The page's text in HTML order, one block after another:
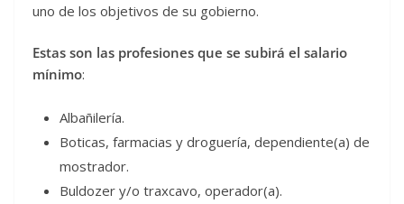
uno de los objetivos de su gobierno.
Estas son las profesiones que se subirá el salario
mínimo:
Albañilería.
Boticas, farmacias y droguería, dependiente(a) de
mostrador.
Buldozer y/o traxcavo, operador(a).